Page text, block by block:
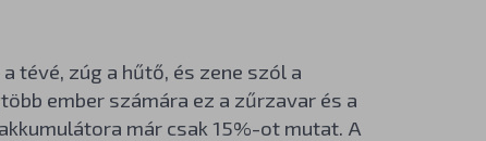
tévé, zúg a hűtő, és zene szól a
ember számára ez a zűrzavar és a
már csak 15%-ot mutat. A